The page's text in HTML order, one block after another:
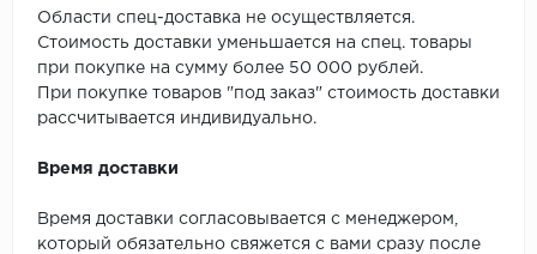
Tulesna
Vinilam
Области спец-доставка не осуществляется.
Стоимость доставки уменьшается на спец. товары
при покупке на сумму более 50 000 рублей.
При покупке товаров "под заказ" стоимость доставки
рассчитывается индивидуально.
Время доставки
Время доставки согласовывается с менеджером,
который обязательно свяжется с вами сразу после